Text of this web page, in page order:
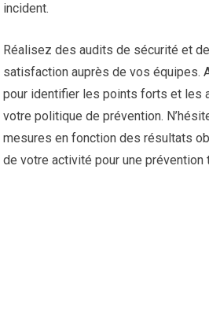
incident.
Réalisez des audits de sécurité et
satisfaction auprès de vos équipes.
pour identifier les points forts et les
votre politique de prévention.
mesures en fonction des résultats
de votre activité pour une prévention